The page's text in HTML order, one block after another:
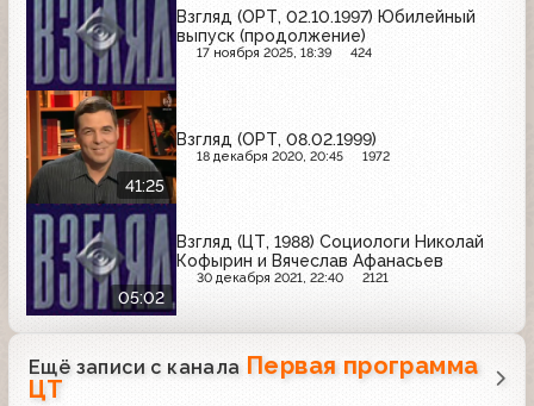
Взгляд (ОРТ, 02.10.1997) Юбилейный
выпуск (продолжение)
17 ноября 2025, 18:39 424
41:25
Взгляд (ОРТ, 08.02.1999)
18 декабря 2020, 20:45 1972
05:02
Взгляд (ЦТ, 1988) Социологи Николай
Кофырин и Вячеслав Афанасьев
30 декабря 2021, 22:40 2121
Ещё записи с канала Первая программа
ЦТ